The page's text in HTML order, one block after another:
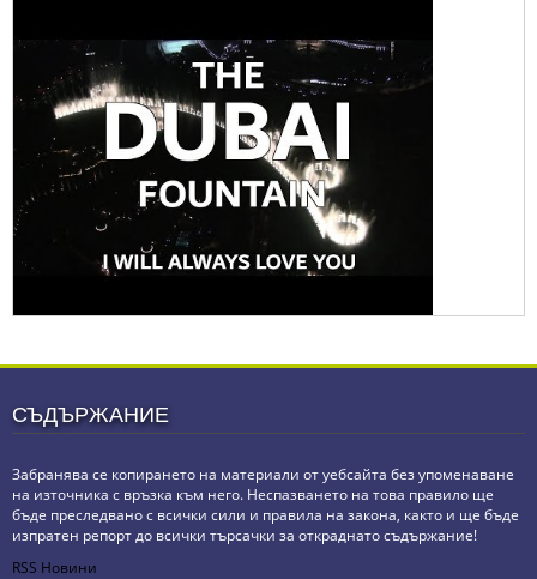
СЪДЪРЖАНИЕ
Забранява се копирането на материали от уебсайта без упоменаване
на източника с връзка към него. Неспазването на това правило ще
бъде преследвано с всички сили и правила на закона, както и ще бъде
изпратен репорт до всички търсачки за откраднато съдържание!
RSS Новини